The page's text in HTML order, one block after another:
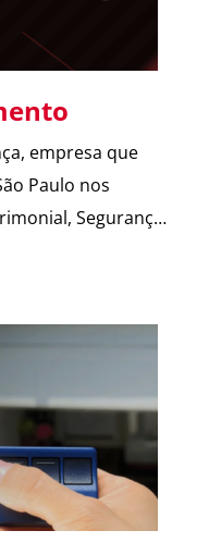
empresa que
Paulo nos
Segurança
a público
jornalísticas
no setor […]